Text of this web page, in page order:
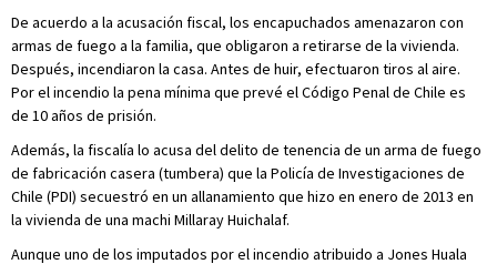
De acuerdo a la acusación fiscal, los encapuchados amenazaron con
armas de fuego a la familia, que obligaron a retirarse de la vivienda.
Después, incendiaron la casa. Antes de huir, efectuaron tiros al aire.
Por el incendio la pena mínima que prevé el Código Penal de Chile es
de 10 años de prisión.
Además, la fiscalía lo acusa del delito de tenencia de un arma de fuego
de fabricación casera (tumbera) que la Policía de Investigaciones de
Chile (PDI) secuestró en un allanamiento que hizo en enero de 2013 en
la vivienda de una machi Millaray Huichalaf.
Aunque uno de los imputados por el incendio atribuido a Jones Huala